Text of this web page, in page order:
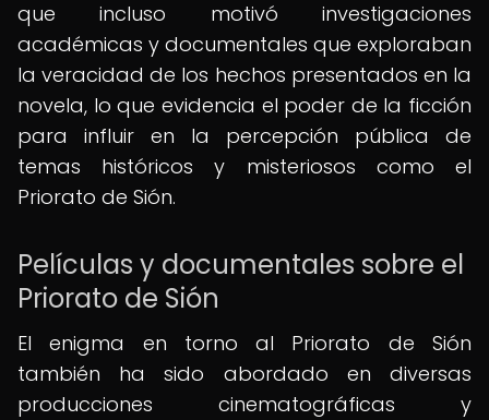
que incluso motivó investigaciones
académicas y documentales que exploraban
la veracidad de los hechos presentados en la
novela, lo que evidencia el poder de la ficción
para influir en la percepción pública de
temas históricos y misteriosos como el
Priorato de Sión.
Películas y documentales sobre el
Priorato de Sión
El enigma en torno al Priorato de Sión
también ha sido abordado en diversas
producciones cinematográficas y